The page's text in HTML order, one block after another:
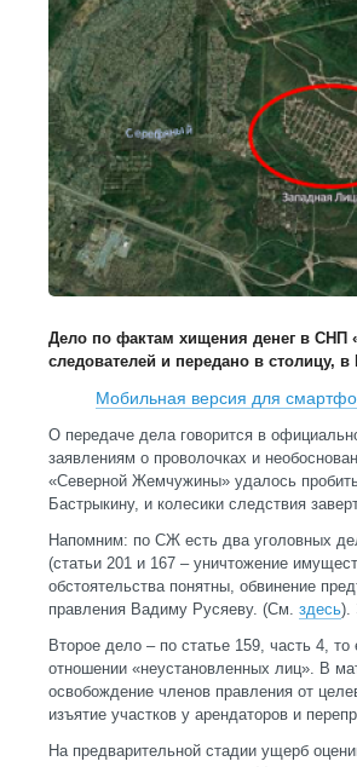
Дело по фактам хищения денег в СНП
следователей и передано в столицу,
Мобильная версия для
О передаче дела говорится в
заявлениям о проволочках и
«Северной Жемчужины» удалось
Бастрыкину, и колесики следствия
Напомним: по СЖ есть два уголовных
(статьи 201 и 167 – уничтожение
обстоятельства понятны, обвинение
правления Вадиму Русяеву. (См. здесь).
Второе дело – по статье 159, часть 4,
отношении «неустановленных лиц». В
освобождение членов правления от
изъятие участков у арендаторов и
На предварительной стадии ущерб